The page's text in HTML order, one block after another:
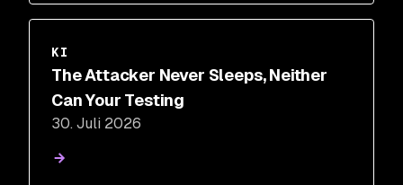
KI
The Attacker Never Sleeps, Neither
Can Your Testing
30. Juli 2026